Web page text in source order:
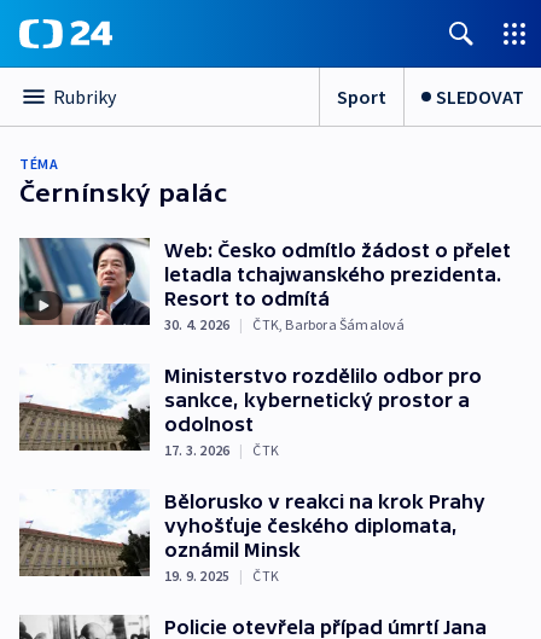
Rubriky Sport SLEDOVAT
TÉMA
Černínský palác
Web: Česko odmítlo žádost o přelet
letadla tchajwanského prezidenta.
Resort to odmítá
30. 4. 2026 | ČTK, Barbora Šámalová
Ministerstvo rozdělilo odbor pro
sankce, kybernetický prostor a
odolnost
17. 3. 2026 | ČTK
Bělorusko v reakci na krok Prahy
vyhošťuje českého diplomata,
oznámil Minsk
19. 9. 2025 | ČTK
Policie otevřela případ úmrtí Jana